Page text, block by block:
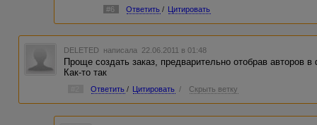
написан хорошим стилем и без грамматических
должны решаться справедливо и объективно.
предусматриваться.
#6 Ответить / Цитировать
DELETED написала 22.06.2011 в 01:48
Проще создать заказ, предварительно отобрав авторов
Как-то так
Ответить / Цитировать / Скрыть ветку